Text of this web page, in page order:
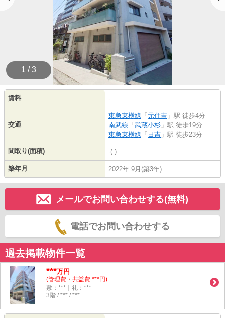
1 / 3
賃料 -
交通
東急東横線 「 元住吉 」駅 徒歩4分
南武線 「 武蔵小杉 」駅 徒歩19分
東急東横線 「 日吉 」駅 徒歩23分
間取り(面積) -(-)
築年月 2022年 9月(築3年)
メールでお問い合わせする(無料)
電話でお問い合わせする
過去掲載物件一覧
***万円
(管理費・共益費 ***円)
敷：***｜礼：***
3階 / *** / ***